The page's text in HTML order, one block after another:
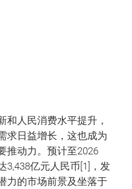
和人民消费水平提升，
求日益增长，这也成为
推动力。预计至2026
3,438亿元人民币[1]，发
力的市场前景及坐落于